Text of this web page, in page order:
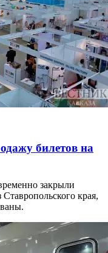
билетов на
закрыли
края,